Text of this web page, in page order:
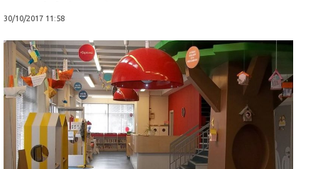
30/10/2017 11:58